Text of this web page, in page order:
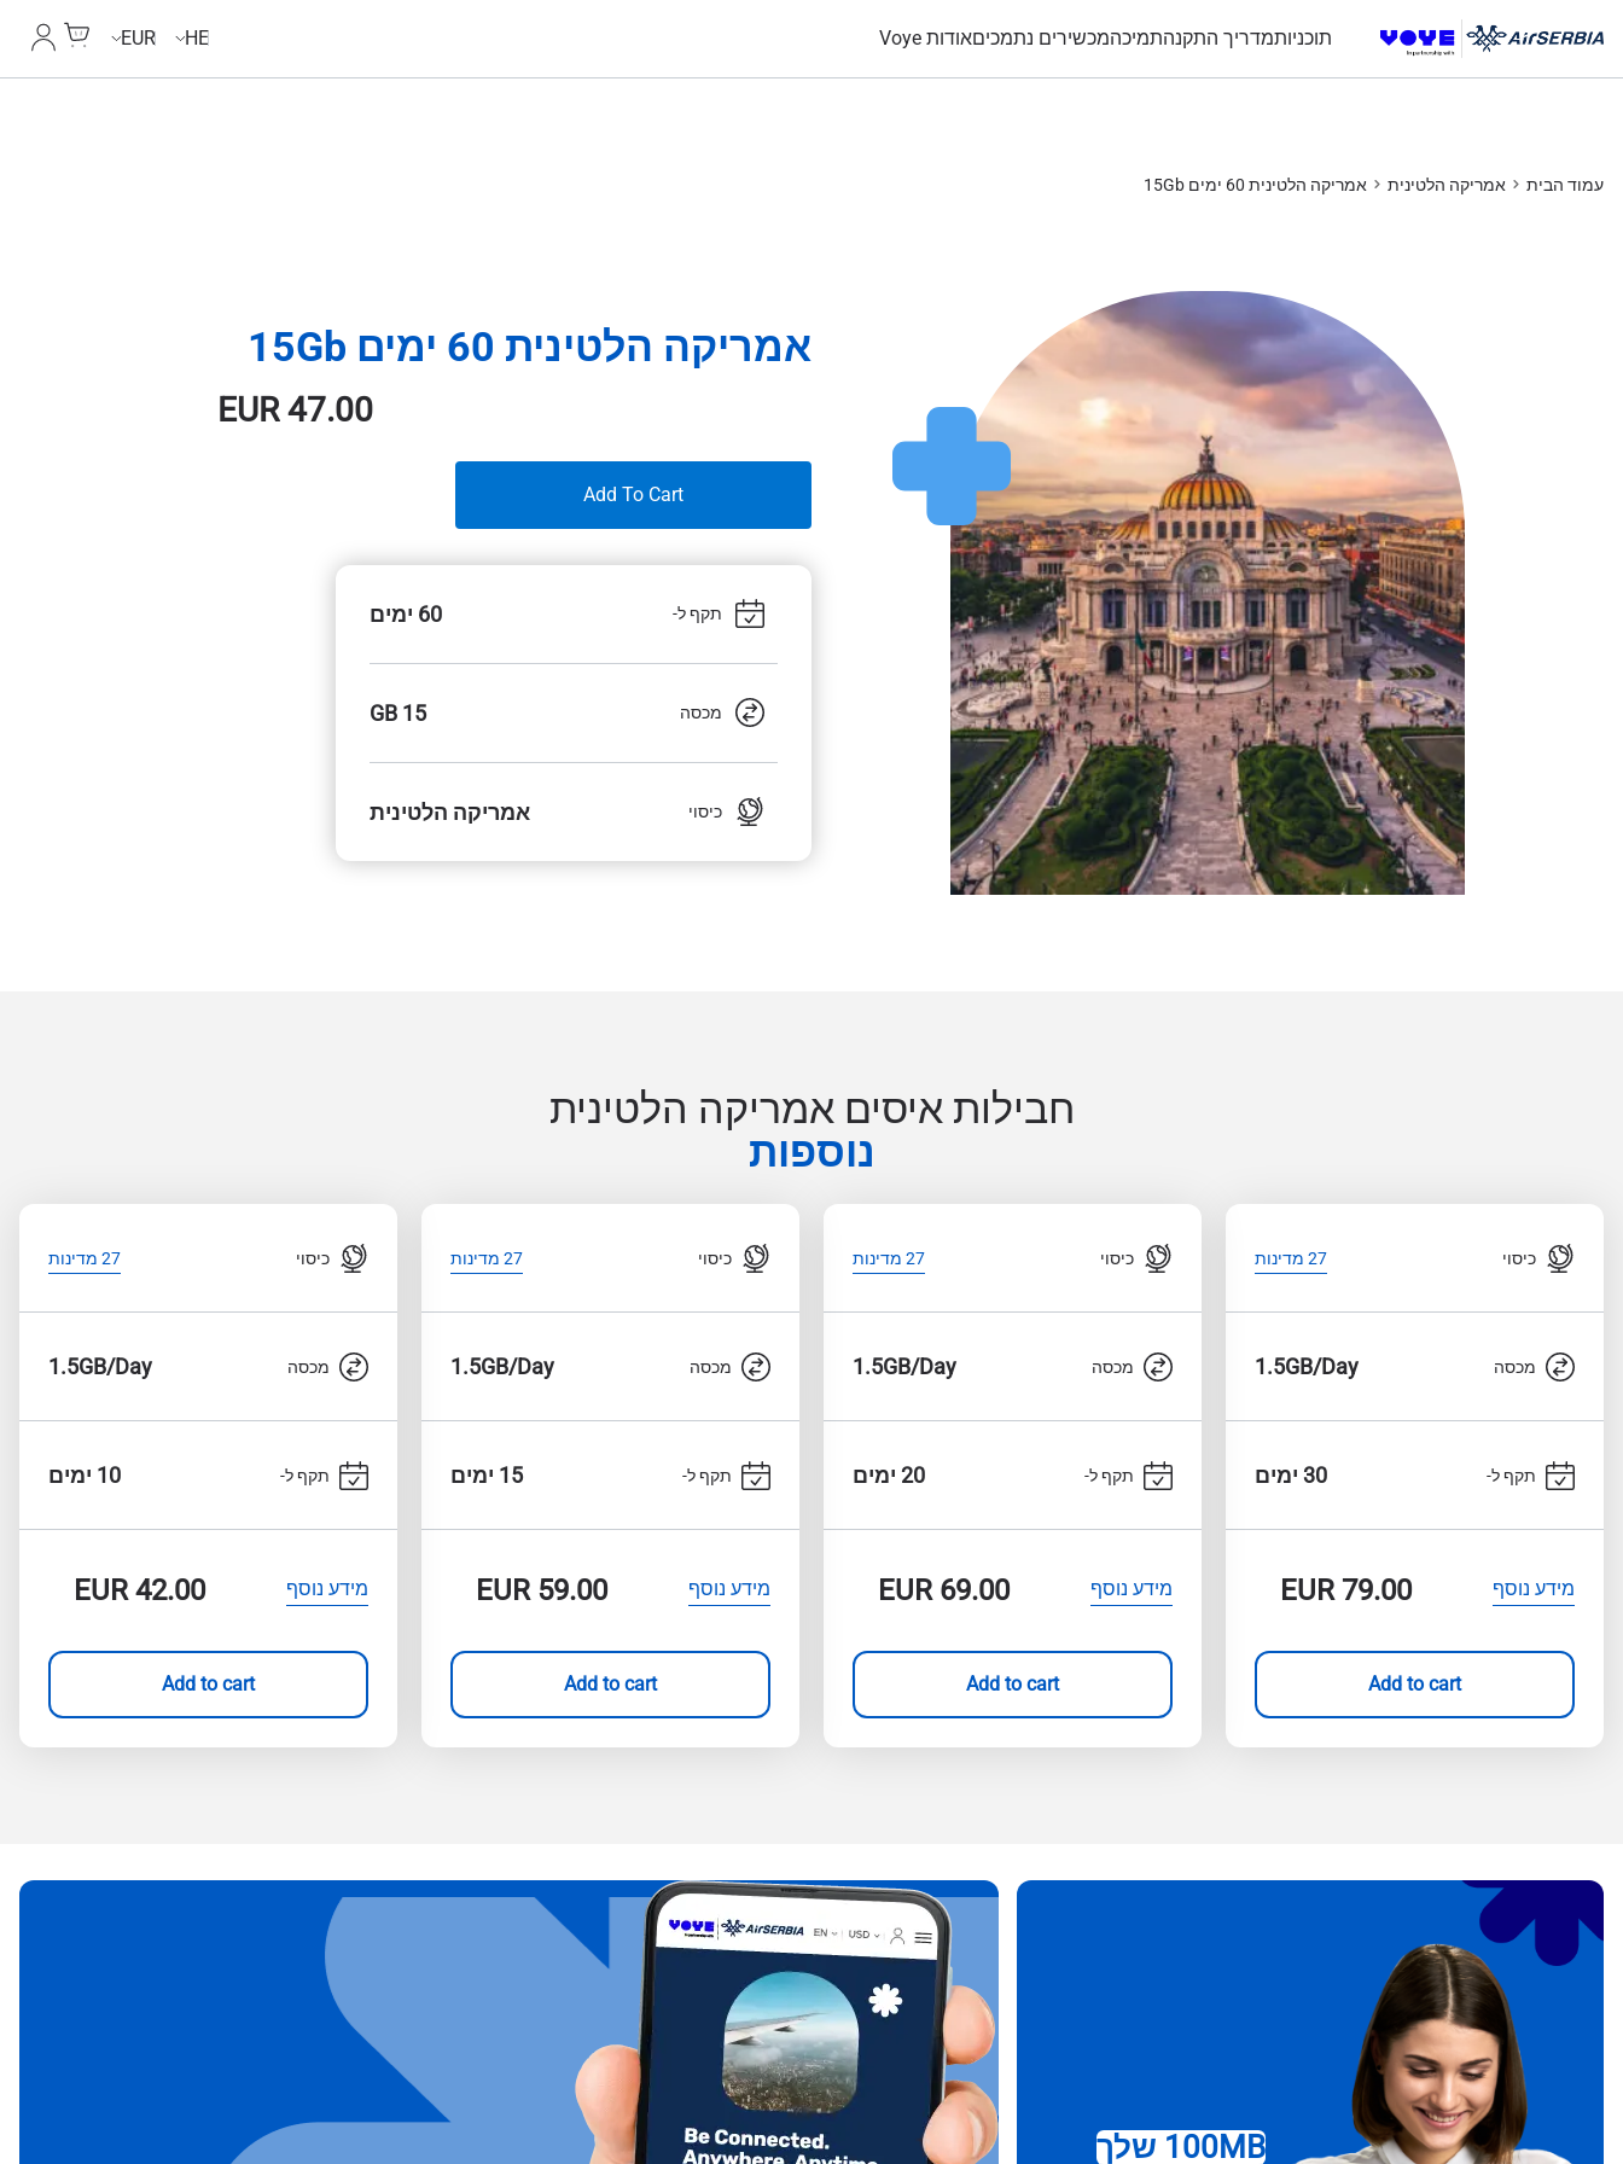
תוכניותמדריך התקנהתמיכהמכשירים נתמכיםאודות Voye HE
EUR
עמוד הבית אמריקה הלטינית אמריקה הלטינית 60 ימים 15Gb
אמריקה הלטינית 60 ימים 15Gb
EUR47.00
Add To Cart
תקף ל- 60 ימים
מכסה 15 GB
כיסוי אמריקה הלטינית
חבילות איסים אמריקה הלטינית
נוספות
כיסוי 27 מדינות
מכסה 1.5GB/Day
תקף ל- 30 ימים
מידע נוסף EUR79.00
Add to cart
כיסוי 27 מדינות
מכסה 1.5GB/Day
תקף ל- 20 ימים
מידע נוסף EUR69.00
Add to cart
כיסוי 27 מדינות
מכסה 1.5GB/Day
תקף ל- 15 ימים
מידע נוסף EUR59.00
Add to cart
כיסוי 27 מדינות
מכסה 1.5GB/Day
תקף ל- 10 ימים
מידע נוסף EUR42.00
Add to cart
100MB שלך